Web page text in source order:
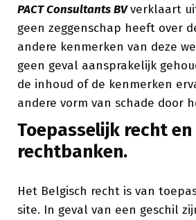
PACT Consultants BVverklaart
geen zeggenschap heeft over
andere kenmerken van deze
geen geval aansprakelijk
de inhoud of de kenmerken
andere vorm van schade door
Toepasselijk recht
rechtbanken.
Het Belgisch recht is van
site. In geval van een geschil